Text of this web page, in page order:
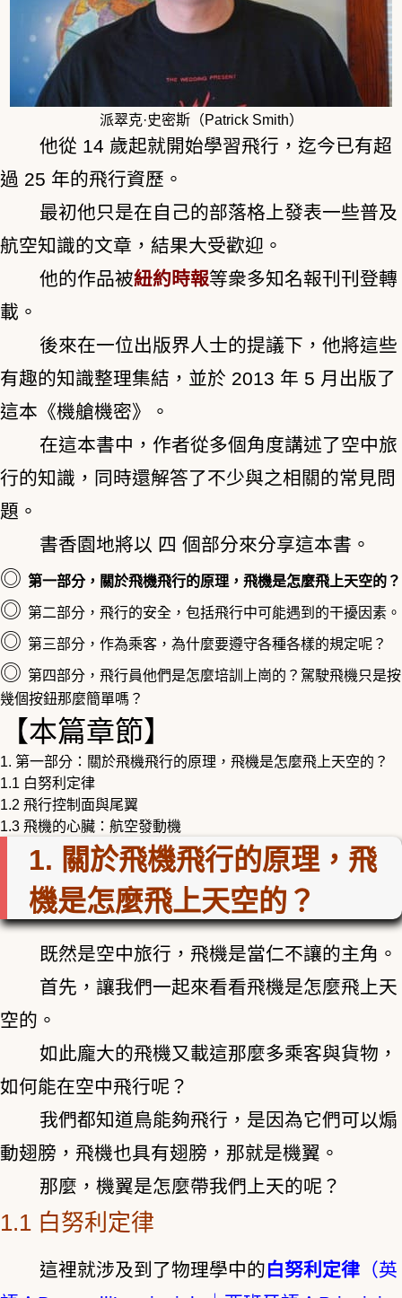
派翠克·史密斯（Patrick Smith）
他從 14 歲起就開始學習飛行，迄今已有超
過 25 年的飛行資歷。
最初他只是在自己的部落格 上發表一些普及
航空知識的文章，結果大受歡迎。
他的作品被紐約時報等衆多知名報刊刊登轉
載。
後來在一位出版界人士的提議下，他將這些
有趣的知識整理集結，並於 2013 年 5 月出版了
這本《機艙機密》。
在這本書中，作者從多個角度講述了空中旅
行的知識，同時還解答了不少與之相關的常見問
題。
書香園地將以 四 個部分來分享這本書。
◎ 第一部分，關於飛機飛行的原理，飛機是怎麼飛上天空的？
◎ 第二部分，飛行的安全，包括飛行中可能遇到的干擾因素。
◎ 第三部分，作為乘客，為什麼要遵守各種各樣的規定呢？
◎ 第四部分，飛行員他們是怎麼培訓上崗的？駕駛飛機只是按
幾個按鈕那麼簡單嗎？
【本篇章節】
1. 第一部分：關於飛機飛行的原理，飛機是怎麼飛上天空的？
1.1 白努利定律
1.2 飛行控制面與尾翼
1.3 飛機的心臟：航空發動機
1. 關於飛機飛行的原理，飛
機是怎麼飛上天空的？
既然是空中旅行，飛機是當仁不讓的主角。
首先，讓我們一起來看看飛機是怎麼飛上天
空的。
如此龐大的飛機又載這那麼多乘客與貨物，
如何能在空中飛行呢？
我們都知道鳥能夠飛行，是因為它們可以煽
動翅膀，飛機也具有翅膀，那就是機翼。
那麼，機翼是怎麼帶我們上天的呢？
1.1 白努利定律
這裡就涉及到了物理學中的白努利定律（英